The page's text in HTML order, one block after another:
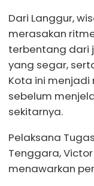
Dari Langgur,
merasakan
terbentang dari
yang segar,
Kota ini
sebelum
sekitarnya.
Pelaksana
Tenggara,
menawarkan